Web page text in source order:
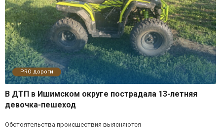
PRO дороги
В ДТП в Ишимском округе пострадала 13-летняя
девочка-пешеход
Обстоятельства происшествия выясняются